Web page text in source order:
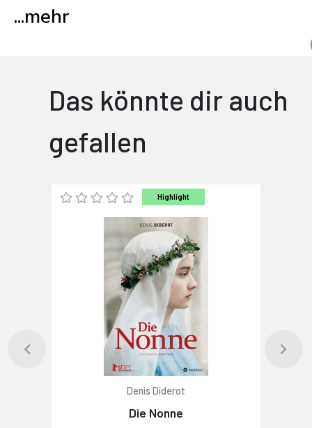
...mehr
Das könnte dir auch
gefallen
Highlight
Denis Diderot
Die Nonne